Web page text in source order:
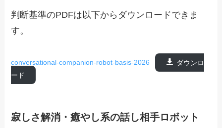
判断基準のPDFは以下からダウンロードできま
す。
conversational-companion-robot-basis-2026
ダウンロ
ード
寂しさ解消・癒やし系の話し相手ロボット